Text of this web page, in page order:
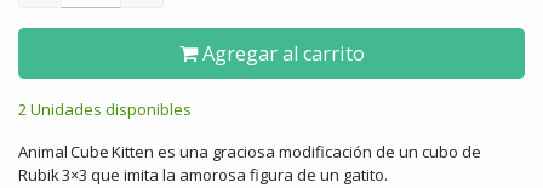
Agregar al carrito
2 Unidades disponibles
Animal Cube Kitten es una graciosa modificación de un cubo de
Rubik 3×3 que imita la amorosa figura de un gatito.